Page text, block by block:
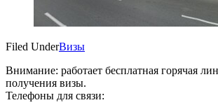
Filed UnderВизы
Внимание: работает бесплатная горячая
получения визы.
Телефоны для связи: